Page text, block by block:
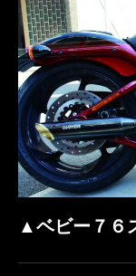
▲ベビー７６